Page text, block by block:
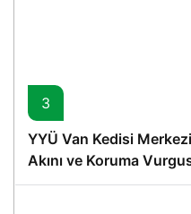
3
YYÜ Van Kedisi
Akını ve Koruma